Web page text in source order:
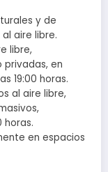
y de
aire libre.
libre,
privadas, en
19:00 horas.
al aire libre,
horas.
en espacios